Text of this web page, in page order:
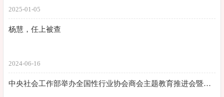
2025-01-05
杨慧，任上被查
2024-06-16
中央社会工作部举办全国性行业协会商会主题教育推进会暨党风廉政警示教育课